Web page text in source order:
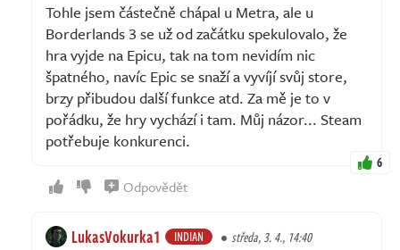
Tohle jsem částečně chápal u Metra, ale u
Borderlands 3 se už od začátku spekulovalo, že
hra vyjde na Epicu, tak na tom nevidím nic
špatného, navíc Epic se snaží a vyvíjí svůj store,
brzy přibudou další funkce atd. Za mě je to v
pořádku, že hry vychází i tam. Můj názor... Steam
potřebuje konkurenci.
6
Odpovědět
LukasVokurka1 INDIAN středa, 3. 4., 14:40